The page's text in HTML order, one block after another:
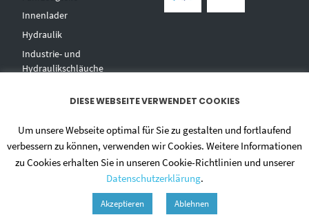
Innenlader
Hydraulik
Industrie- und
Hydraulikschläuche
Zentralschmierungen
Hochdruckwaschgeräte und
DIESE WEBSEITE VERWENDET COOKIES
Um unsere Webseite optimal für Sie zu gestalten und fortlaufend
verbessern zu können, verwenden wir Cookies. Weitere Informationen
zu Cookies erhalten Sie in unseren Cookie-Richtlinien und unserer
Datenschutzerklärung.
Akzeptieren Ablehnen